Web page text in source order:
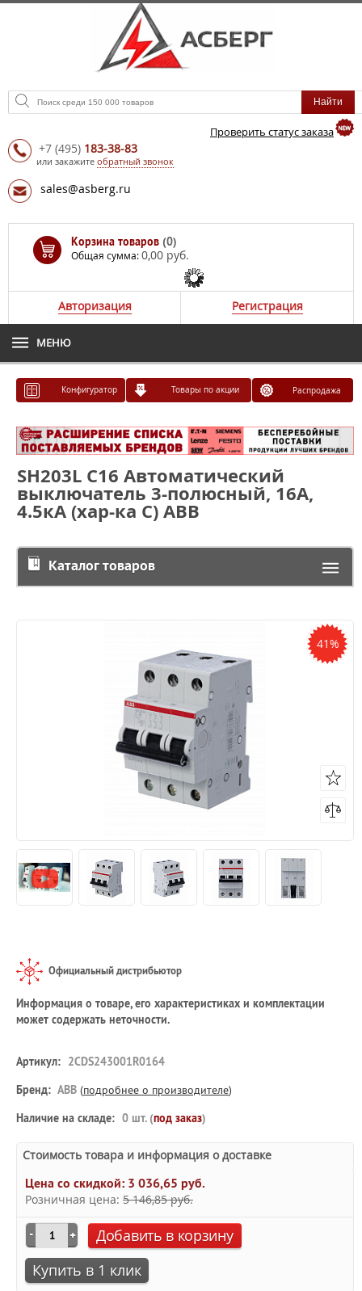
Проверить статус заказа
+7 (495) 183-38-83
или закажите обратный звонок
sales@asberg.ru
Корзина товаров (0)
Общая сумма:0,00 руб.
Авторизация Регистрация
МЕНЮ
Конфигуратор Товары по акции Распродажа
SH203L C16 Автоматический
выключатель 3-полюсный, 16А,
4.5кА (хар-ка C) ABB
Каталог товаров
41%
Официальный дистрибьютор
Информация о товаре, его характеристиках и комплектации
может содержать неточности.
Артикул: 2CDS243001R0164
Бренд: ABB (подробнее о производителе)
Наличие на складе: 0 шт. (под заказ)
Стоимость товара и информация о доставке
Цена со скидкой: 3 036,65 руб.
Розничная цена: 5 146,85 руб.
Добавить в корзину
Купить в 1 клик